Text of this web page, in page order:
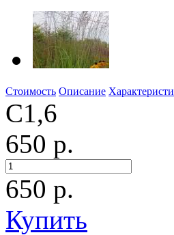
Стоимость Описание
С1,6
650 р.
650 р.
Купить